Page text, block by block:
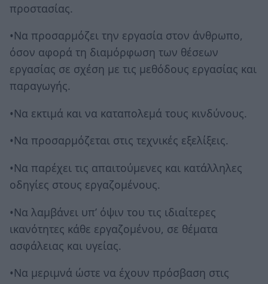
προστασίας.
•Να προσαρμόζει την εργασία στον άνθρωπο,
όσον αφορά τη διαμόρφωση των θέσεων
εργασίας σε σχέση με τις μεθόδους εργασίας και
παραγωγής.
•Να εκτιμά και να καταπολεμά τους κινδύνους.
•Να προσαρμόζεται στις τεχνικές εξελίξεις.
•Να παρέχει τις απαιτούμενες και κατάλληλες
οδηγίες στους εργαζομένους.
•Να λαμβάνει υπ’ όψιν του τις ιδιαίτερες
ικανότητες κάθε εργαζομένου, σε θέματα
ασφάλειας και υγείας.
•Να μεριμνά ώστε να έχουν πρόσβαση στις